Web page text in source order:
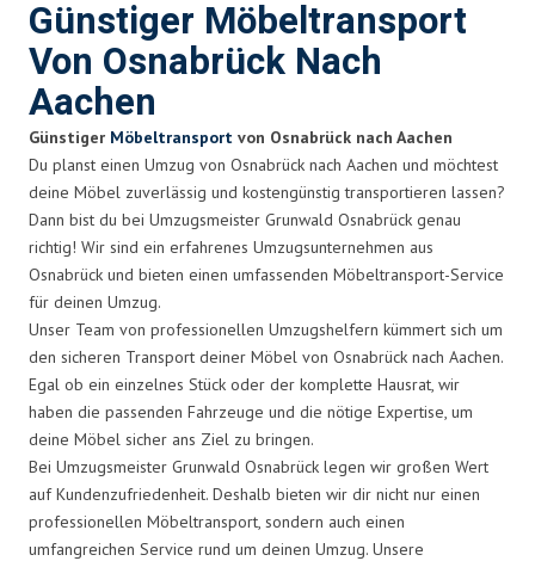
Günstiger Möbeltransport
Von Osnabrück Nach
Aachen
Günstiger Möbeltransport von Osnabrück nach Aachen
Du planst einen Umzug von Osnabrück nach Aachen und möchtest
deine Möbel zuverlässig und kostengünstig transportieren lassen?
Dann bist du bei Umzugsmeister Grunwald Osnabrück genau
richtig! Wir sind ein erfahrenes Umzugsunternehmen aus
Osnabrück und bieten einen umfassenden Möbeltransport-Service
für deinen Umzug.
Unser Team von professionellen Umzugshelfern kümmert sich um
den sicheren Transport deiner Möbel von Osnabrück nach Aachen.
Egal ob ein einzelnes Stück oder der komplette Hausrat, wir
haben die passenden Fahrzeuge und die nötige Expertise, um
deine Möbel sicher ans Ziel zu bringen.
Bei Umzugsmeister Grunwald Osnabrück legen wir großen Wert
auf Kundenzufriedenheit. Deshalb bieten wir dir nicht nur einen
professionellen Möbeltransport, sondern auch einen
umfangreichen Service rund um deinen Umzug. Unsere